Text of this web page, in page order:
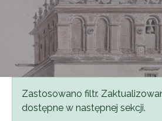
Komunikat
Zastosowano filtr.
dostępne w następnej sekcji.